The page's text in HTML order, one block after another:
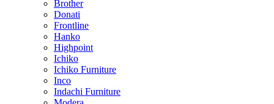
Brother
Donati
Frontline
Hanko
Highpoint
Ichiko
Ichiko Furniture
Inco
Indachi Furniture